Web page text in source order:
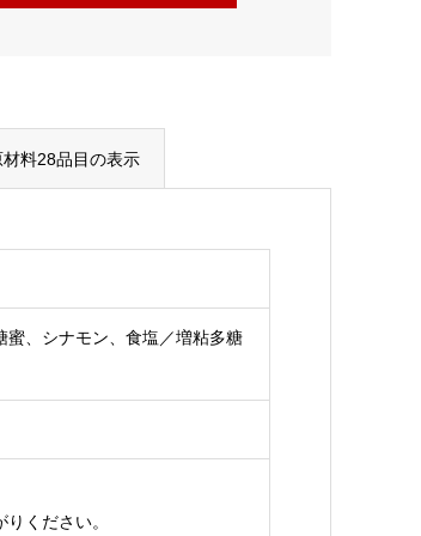
料28品目の表示
、シナモン、食塩／増粘多糖
ください。